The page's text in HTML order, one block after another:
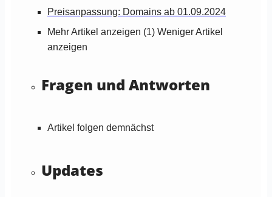
Preisanpassung: Domains ab 01.09.2024
Mehr Artikel anzeigen (1) Weniger Artikel
anzeigen
Fragen und Antworten
Artikel folgen demnächst
Updates